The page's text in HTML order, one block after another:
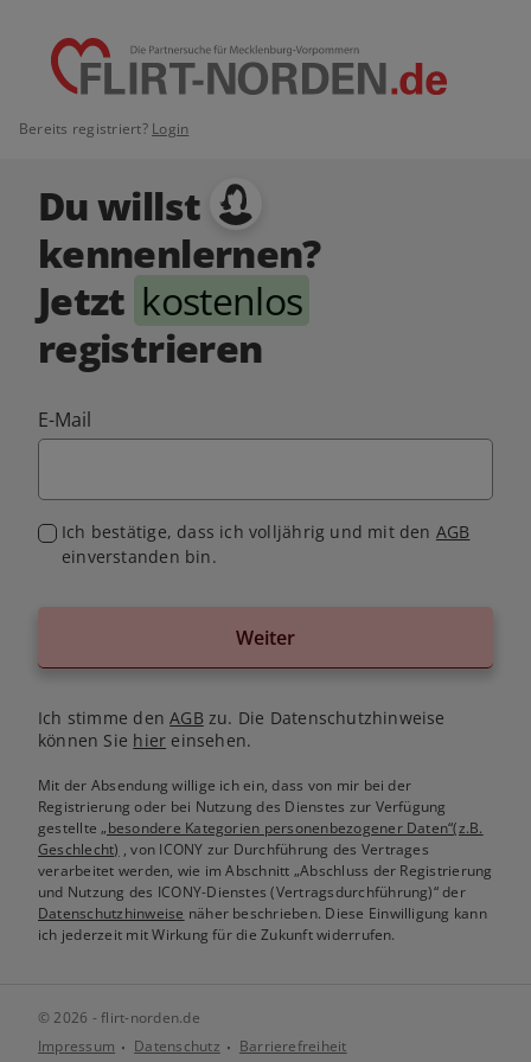
Bereits registriert? Login
Du willst
kennenlernen?
Jetzt kostenlos
registrieren
E-Mail
Ich bestätige, dass ich volljährig und mit den AGB
einverstanden bin.
Weiter
Ich stimme denAGB zu. Die Datenschutzhinweise
können Sie hier einsehen.
Mit der Absendung willige ich ein, dass von mir bei der
Registrierung oder bei Nutzung des Dienstes zur Verfügung
gestellte„besondere Kategorien personenbezogener Daten“(z.B.
Geschlecht) , von ICONY zur Durchführung des Vertrages
verarbeitet werden, wie im Abschnitt „Abschluss der Registrierung
und Nutzung des ICONY-Dienstes (Vertragsdurchführung)“ der
Datenschutzhinweise näher beschrieben. Diese Einwilligung kann
ich jederzeit mit Wirkung für die Zukunft widerrufen.
© 2026 - flirt-norden.de
Impressum
Datenschutz Barrierefreiheit